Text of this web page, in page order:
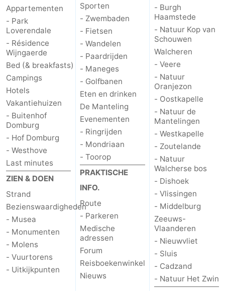
Appartementen
- Park
Loverendale
- Résidence
Wijngaerde
Bed (& breakfasts)
Campings
Hotels
Vakantiehuizen
- Buitenhof
Domburg
- Hof Domburg
- Westhove
Last minutes
ZIEN & DOEN
Strand
Bezienswaardigheden
- Musea
- Monumenten
- Molens
- Vuurtorens
- Uitkijkpunten
Sporten
- Zwembaden
- Fietsen
- Wandelen
- Paardrijden
- Maneges
- Golfbanen
Eten en drinken
De Manteling
Evenementen
- Ringrijden
- Mondriaan
- Toorop
PRAKTISCHE
INFO.
Route
- Parkeren
Medische
adressen
Forum
Reisboekenwinkel
Nieuws
- Burgh
Haamstede
- Natuur Kop van
Schouwen
Walcheren
- Veere
- Natuur
Oranjezon
- Oostkapelle
- Natuur de
Mantelingen
- Westkapelle
- Zoutelande
- Natuur
Walcherse bos
- Dishoek
- Vlissingen
- Middelburg
Zeeuws-
Vlaanderen
- Nieuwvliet
- Sluis
- Cadzand
- Natuur Het Zwin